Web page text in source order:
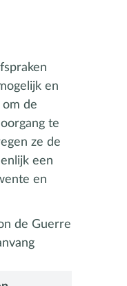
en
de
te
ze de
een
en
de Guerre